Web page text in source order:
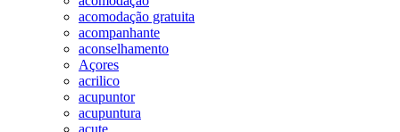
acomodação gratuita
acompanhante
aconselhamento
Açores
acrilico
acupuntor
acupuntura
acute